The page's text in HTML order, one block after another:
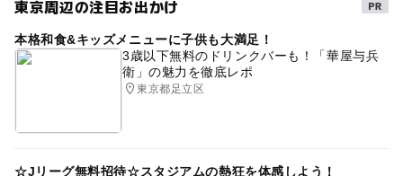
東京周辺の注目お出かけ
本格和食&キッズメニューに子供も大満足！
3歳以下無料のドリンクバーも！「華屋与兵
衛」の魅力を徹底レポ
東京都足立区
☆Jリーグ無料招待☆スタジアムの熱狂を体感しよう！